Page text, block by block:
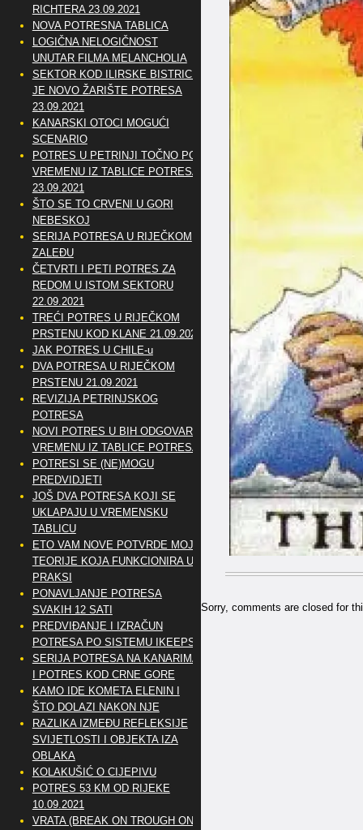
Sorry, comments are closed for
RICHTERA 23.09.2021
NOVA POTRESNA TABLICA
LOGIČNA NELOGIČNOST
UNUTAR FILMA MELANCHOLIA
SEKTOR KOD ILIRSKE BISTRICE
JE NOVO ŽARIŠTE POTRESA
23.09.2021
KANARSKI OTOCI MOGUĆI
SCENARIO
POTRES U PETRINJI TOČNO PO
VREMENU IZ TABLICE POTRESA
23.09.2021
ŠTO SE TO CRVENI U GORI
NEBESKOJ
SERIJA POTRESA U RIJEČKOM
ZALEĐU
ČETVRTI I PETI POTRES ZA
REDOM U ISTOM SEKTORU
22.09.2021
TREĆI POTRES U RIJEČKOM
PRSTENU KOD KLANE 21.09.2021
JAK POTRES U CHILE-u
DVA POTRESA U RIJEČKOM
PRSTENU 21.09.2021
REVIZIJA PETRINJSKOG
POTRESA
NOVI POTRES U BIH ODGOVARA
VREMENU IZ TABLICE POTRESA
POTRESI SE (NE)MOGU
PREDVIDJETI
JOŠ DVA POTRESA KOJI SE
UKLAPAJU U VREMENSKU
TABLICU
ETO VAM NOVE POTVRDE MOJE
TEORIJE KOJA FUNKCIONIRA U
PRAKSI
PONAVLJANJE POTRESA
SVAKIH 12 SATI
PREDVIĐANJE I IZRAČUN
POTRESA PO SISTEMU IKEEPS
SERIJA POTRESA NA KANARIMA
I POTRES KOD CRNE GORE
KAMO IDE KOMETA ELENIN I
ŠTO DOLAZI NAKON NJE
RAZLIKA IZMEĐU REFLEKSIJE
SVIJETLOSTI I OBJEKTA IZA
OBLAKA
KOLAKUŠIĆ O CIJEPIVU
POTRES 53 KM OD RIJEKE
10.09.2021
VRATA (BREAK ON TROUGH ON